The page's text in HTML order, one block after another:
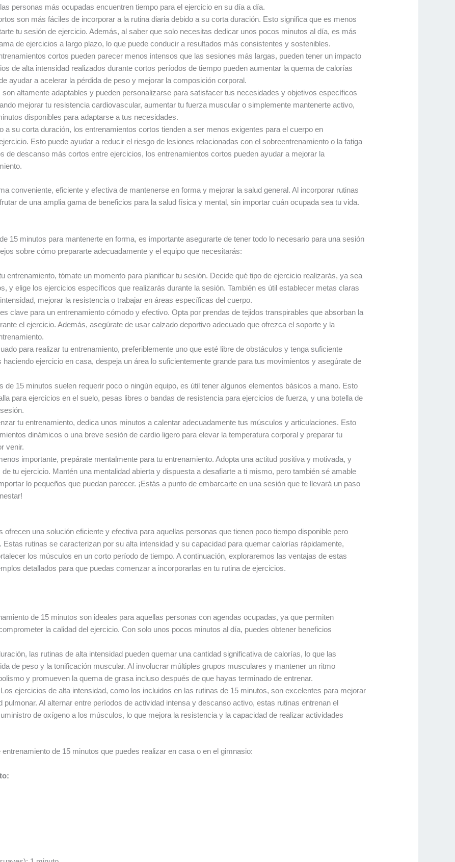
personas más ocupadas encuentren tiempo para el ejercicio en su día a día.
son más fáciles de incorporar a la rutina diaria debido a su corta duración. Esto significa que es menos
tu sesión de ejercicio. Además, al saber que solo necesitas dedicar unos pocos minutos al día, es más
de ejercicios a largo plazo, lo que puede conducir a resultados más consistentes y sostenibles.
cortos pueden parecer menos intensos que las sesiones más largas, pueden tener un impacto
de alta intensidad realizados durante cortos períodos de tiempo pueden aumentar la quema de calorías
ayudar a acelerar la pérdida de peso y mejorar la composición corporal.
altamente adaptables y pueden personalizarse para satisfacer tus necesidades y objetivos específicos
mejorar tu resistencia cardiovascular, aumentar tu fuerza muscular o simplemente mantenerte activo,
disponibles para adaptarse a tus necesidades.
a su corta duración, los entrenamientos cortos tienden a ser menos exigentes para el cuerpo en
Esto puede ayudar a reducir el riesgo de lesiones relacionadas con el sobreentrenamiento o la fatiga
de descanso más cortos entre ejercicios, los entrenamientos cortos pueden ayudar a mejorar la
conveniente, eficiente y efectiva de mantenerse en forma y mejorar la salud general. Al incorporar rutinas
de una amplia gama de beneficios para la salud física y mental, sin importar cuán ocupada sea tu vida.
15 minutos para mantenerte en forma, es importante asegurarte de tener todo lo necesario para una sesión
sobre cómo prepararte adecuadamente y el equipo que necesitarás:
entrenamiento, tómate un momento para planificar tu sesión. Decide qué tipo de ejercicio realizarás, ya sea
y elige los ejercicios específicos que realizarás durante la sesión. También es útil establecer metas claras
mejorar la resistencia o trabajar en áreas específicas del cuerpo.
clave para un entrenamiento cómodo y efectivo. Opta por prendas de tejidos transpirables que absorban la
el ejercicio. Además, asegúrate de usar calzado deportivo adecuado que ofrezca el soporte y la
para realizar tu entrenamiento, preferiblemente uno que esté libre de obstáculos y tenga suficiente
ejercicio en casa, despeja un área lo suficientemente grande para tus movimientos y asegúrate de
de 15 minutos suelen requerir poco o ningún equipo, es útil tener algunos elementos básicos a mano. Esto
para ejercicios en el suelo, pesas libres o bandas de resistencia para ejercicios de fuerza, y una botella de
tu entrenamiento, dedica unos minutos a calentar adecuadamente tus músculos y articulaciones. Esto
dinámicos o una breve sesión de cardio ligero para elevar la temperatura corporal y preparar tu
venir.
importante, prepárate mentalmente para tu entrenamiento. Adopta una actitud positiva y motivada, y
tu ejercicio. Mantén una mentalidad abierta y dispuesta a desafiarte a ti mismo, pero también sé amable
lo pequeños que puedan parecer. ¡Estás a punto de embarcarte en una sesión que te llevará un paso
ofrecen una solución eficiente y efectiva para aquellas personas que tienen poco tiempo disponible pero
rutinas se caracterizan por su alta intensidad y su capacidad para quemar calorías rápidamente,
los músculos en un corto período de tiempo. A continuación, exploraremos las ventajas de estas
detallados para que puedas comenzar a incorporarlas en tu rutina de ejercicios.
de 15 minutos son ideales para aquellas personas con agendas ocupadas, ya que permiten
la calidad del ejercicio. Con solo unos pocos minutos al día, puedes obtener beneficios
las rutinas de alta intensidad pueden quemar una cantidad significativa de calorías, lo que las
de peso y la tonificación muscular. Al involucrar múltiples grupos musculares y mantener un ritmo
y promueven la quema de grasa incluso después de que hayas terminado de entrenar.
Los ejercicios de alta intensidad, como los incluidos en las rutinas de 15 minutos, son excelentes para mejorar
Al alternar entre períodos de actividad intensa y descanso activo, estas rutinas entrenan el
de oxígeno a los músculos, lo que mejora la resistencia y la capacidad de realizar actividades
de 15 minutos que puedes realizar en casa o en el gimnasio: